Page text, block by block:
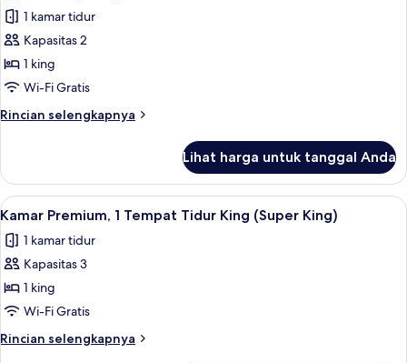
untuk
Studio,
1
Tempat
King
1 kamar tidur
Kapasitas 2
1 king
Wi-Fi Gratis
Rincian selengkapnya
Rincian
Studio,
Tempat
King
Lihat harga untuk tanggal Anda
Lihat
semua
foto
untuk
Kamar
Premium,
1
Tempat
Kamar Premium, 1 Tempat Tidur
5
Kamar Premium, 1 Tempat Tidur King (Super King)
1 kamar tidur
Kapasitas 3
1 king
Wi-Fi Gratis
Rincian selengkapnya
Rincian